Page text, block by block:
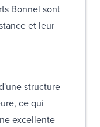
Bonnel sont
et leur
structure
ce qui
excellente